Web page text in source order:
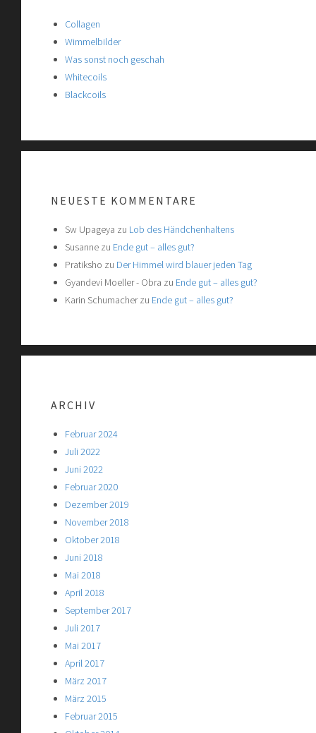
Collagen
Wimmelbilder
Was sonst noch geschah
Whitecoils
Blackcoils
NEUESTE KOMMENTARE
Sw Upageya zu Lob des Händchenhaltens
Susannezu Ende gut – alles gut?
Pratiksho zu Der Himmel wird blauer jeden Tag
Gyandevi Moeller - Obra zu Ende gut – alles gut?
Karin Schumacherzu Ende gut – alles gut?
ARCHIV
Februar 2024
Juli 2022
Juni 2022
Februar 2020
Dezember 2019
November 2018
Oktober 2018
Juni 2018
Mai 2018
April 2018
September 2017
Juli 2017
Mai 2017
April 2017
März 2017
März 2015
Februar 2015